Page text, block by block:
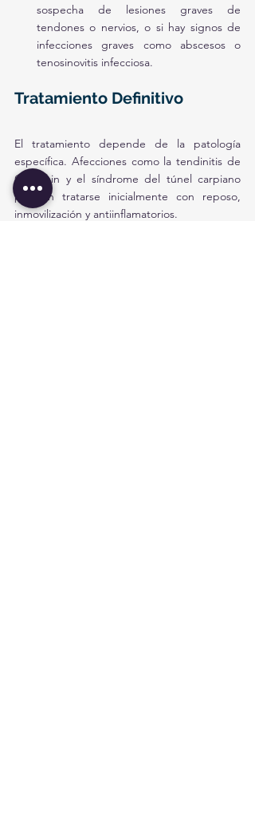
sospecha de lesiones graves de
tendones o nervios, o si hay signos de
infecciones graves como abscesos o
tenosinovitis infecciosa.
Tratamiento Definitivo
El tratamiento depende de la patología
específica. Afecciones como la tendinitis de
Quervain y el síndrome del túnel carpiano
pueden tratarse inicialmente con reposo,
inmovilización y antiinflamatorios.